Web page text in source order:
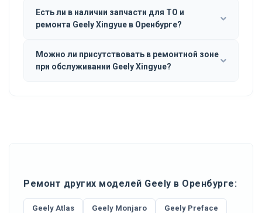
Есть ли в наличии запчасти для ТО и
ремонта Geely Xingyue в Оренбурге?
Можно ли присутствовать в ремонтной зоне
при обслуживании Geely Xingyue?
Ремонт других моделей Geely в Оренбурге:
Geely Atlas Geely Monjaro Geely Preface